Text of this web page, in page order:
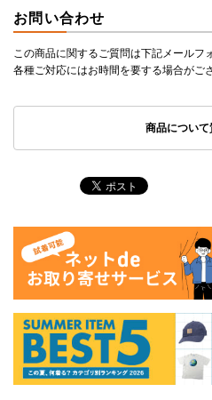
お問い合わせ
この商品に関するご質問は下記メールフ
各種ご対応にはお時間を要する場合がご
商品について